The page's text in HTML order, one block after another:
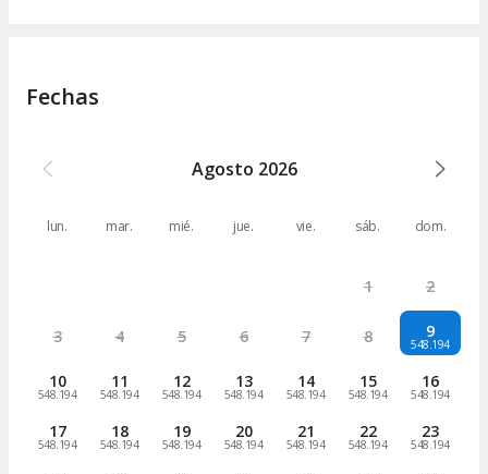
Fechas
Agosto 2026
lun. mar. mié. jue. vie. sáb. dom.
1 2
3 4 5 6 7 8 9
548.194
10
548.194
11
548.194
12
548.194
13
548.194
14
548.194
15
548.194
16
548.194
17
548.194
18
548.194
19
548.194
20
548.194
21
548.194
22
548.194
23
548.194